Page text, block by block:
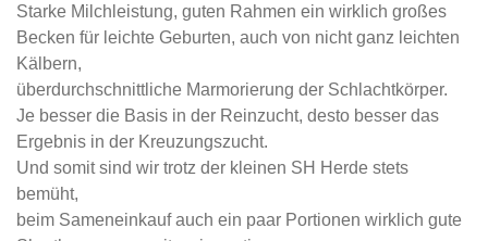
Starke Milchleistung, guten Rahmen ein wirklich großes
Becken für leichte Geburten, auch von nicht ganz leichten
Kälbern,
überdurchschnittliche Marmorierung der Schlachtkörper.
Je besser die Basis in der Reinzucht, desto besser das
Ergebnis in der Kreuzungszucht.
Und somit sind wir trotz der kleinen SH Herde stets
bemüht,
beim Sameneinkauf auch ein paar Portionen wirklich gute